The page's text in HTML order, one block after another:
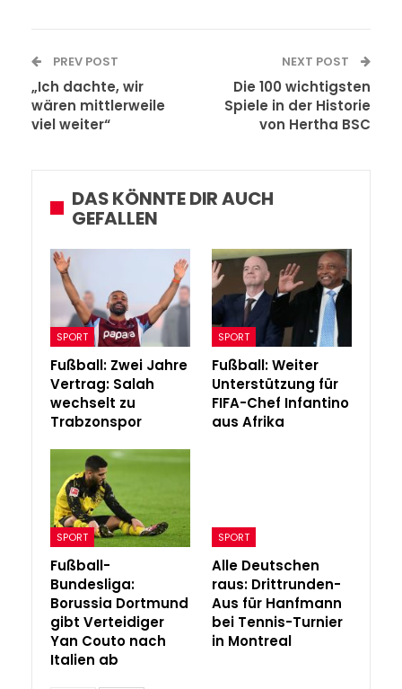
PREV POST
„Ich dachte, wir
wären mittlerweile
viel weiter“
NEXT POST
Die 100 wichtigsten
Spiele in der Historie
von Hertha BSC
DAS KÖNNTE DIR AUCH
GEFALLEN
SPORT
Fußball: Zwei Jahre
Vertrag: Salah
wechselt zu
Trabzonspor
SPORT
Fußball: Weiter
Unterstützung für
FIFA-Chef Infantino
aus Afrika
SPORT
Fußball-
Bundesliga:
Borussia Dortmund
gibt Verteidiger
Yan Couto nach
Italien ab
SPORT
Alle Deutschen
raus: Drittrunden-
Aus für Hanfmann
bei Tennis-Turnier
in Montreal